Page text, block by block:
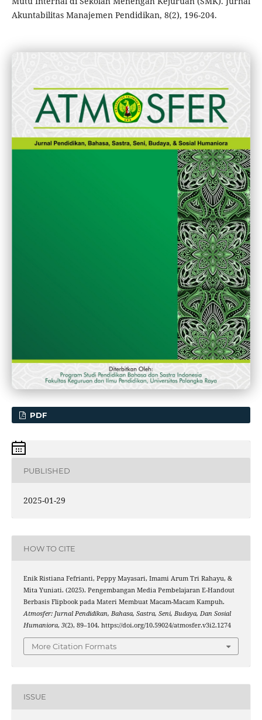
Akuntabilitas Manajemen Pendidikan, 8(2), 196-204.
PDF
PUBLISHED
2025-01-29
HOW TO CITE
Enik Ristiana Fefrianti, Peppy Mayasari, Imami Arum Tri Rahayu, &
Mita Yuniati. (2025). Pengembangan Media Pembelajaran E-Handout
Berbasis Flipbook pada Materi Membuat Macam-Macam Kampuh.
Atmosfer: Jurnal Pendidikan, Bahasa, Sastra, Seni, Budaya, Dan Sosial
Humaniora, 3(2), 89–104. https://doi.org/10.59024/atmosfer.v3i2.1274
More Citation Formats
ISSUE